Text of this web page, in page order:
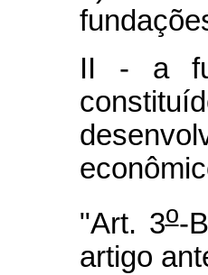
II - a
"Art. 3o-
artigo